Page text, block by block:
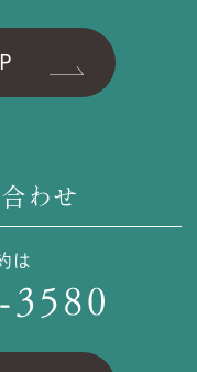
わせ
は